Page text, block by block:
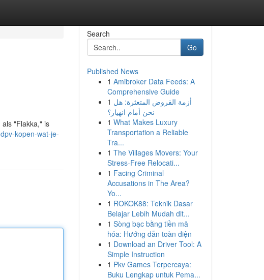
"Flakka," is
kopen-wat-je-
Search
Go
Published News
1 Amibroker Data Feeds: A
Comprehensive Guide
1 أزمة القروض المتعثرة: هل
نحن أمام انهيار؟
1 What Makes Luxury
Transportation a Reliable
Tra...
1 The Villages Movers: Your
Stress-Free Relocati...
1 Facing Criminal
Accusations in The Area?
Yo...
1 ROKOK88: Teknik Dasar
Belajar Lebih Mudah dit...
1 Sòng bạc bằng tiền mã
hóa: Hướng dẫn toàn diện
1 Download an Driver Tool: A
Simple Instruction
1 Pkv Games Terpercaya:
Buku Lengkap untuk Pema...